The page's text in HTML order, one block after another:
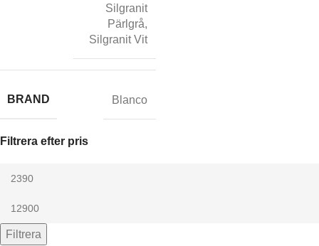
Filtrera efter pris
Filtrera
Silgranit
Pärlgrå,
Silgranit Vit
BRAND Blanco